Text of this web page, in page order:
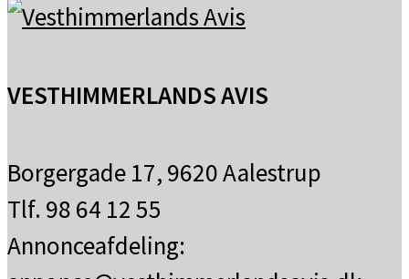
VESTHIMMERLANDS AVIS
Borgergade 17, 9620 Aalestrup
Tlf. 98 64 12 55
Annonceafdeling: